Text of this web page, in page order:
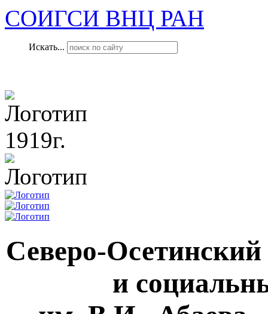
СОИГСИ ВНЦ РАН
Искать...
1919г.
Северо-
и